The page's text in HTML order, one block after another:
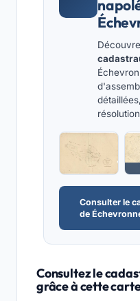
Consulter le
de
Consultez le
grâce à cette